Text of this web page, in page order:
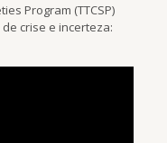
Program (TTCSP)
crise e incerteza: